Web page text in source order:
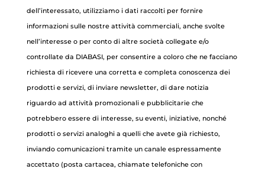
dell’interessato, utilizziamo i dati raccolti per fornire
informazioni sulle nostre attività commerciali, anche svolte
nell’interesse o per conto di altre società collegate e/o
controllate da DIABASI, per consentire a coloro che ne facciano
richiesta di ricevere una corretta e completa conoscenza dei
prodotti e servizi, di inviare newsletter, di dare notizia
riguardo ad attività promozionali e pubblicitarie che
potrebbero essere di interesse, su eventi, iniziative, nonché
prodotti o servizi analoghi a quelli che avete già richiesto,
inviando comunicazioni tramite un canale espressamente
accettato (posta cartacea, chiamate telefoniche con